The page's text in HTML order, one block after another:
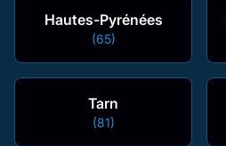
Hautes-Pyrénées
(65)
Tarn
(81)